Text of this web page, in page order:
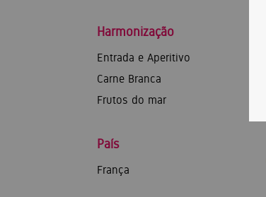
Harmonização
Entrada e Aperitivo
Carne Branca
Frutos do mar
País
França